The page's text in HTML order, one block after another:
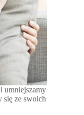
umniejszamy
się ze swoich